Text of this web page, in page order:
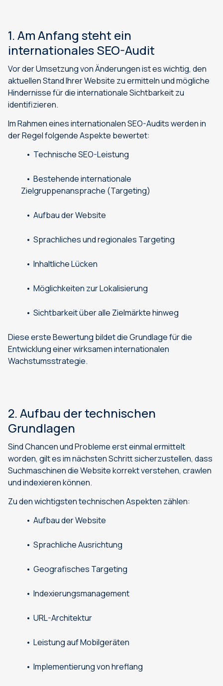
1. Am Anfang steht ein
internationales SEO-Audit
Vor der Umsetzung von Änderungen ist es wichtig, den
aktuellen Stand Ihrer Website zu ermitteln und mögliche
Hindernisse für die internationale Sichtbarkeit zu
identifizieren.
Im Rahmen eines internationalen SEO-Audits werden in
der Regel folgende Aspekte bewertet:
Technische SEO-Leistung
Bestehende internationale
Zielgruppenansprache (Targeting)
Aufbau der Website
Sprachliches und regionales Targeting
Inhaltliche Lücken
Möglichkeiten zur Lokalisierung
Sichtbarkeit über alle Zielmärkte hinweg
Diese erste Bewertung bildet die Grundlage für die
Entwicklung einer wirksamen internationalen
Wachstumsstrategie.
2. Aufbau der technischen
Grundlagen
Sind Chancen und Probleme erst einmal ermittelt
worden, gilt es im nächsten Schritt sicherzustellen, dass
Suchmaschinen die Website korrekt verstehen, crawlen
und indexieren können.
Zu den wichtigsten technischen Aspekten zählen:
Aufbau der Website
Sprachliche Ausrichtung
Geografisches Targeting
Indexierungsmanagement
URL-Architektur
Leistung auf Mobilgeräten
Implementierung von hreflang